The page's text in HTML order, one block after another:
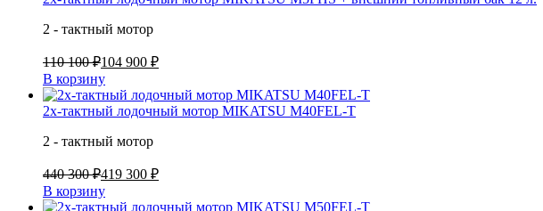
2 - тактный мотор
110 100 ₽104 900 ₽
В корзину
2х-тактный лодочный мотор MIKATSU M40FEL-T
2 - тактный мотор
440 300 ₽419 300 ₽
В корзину